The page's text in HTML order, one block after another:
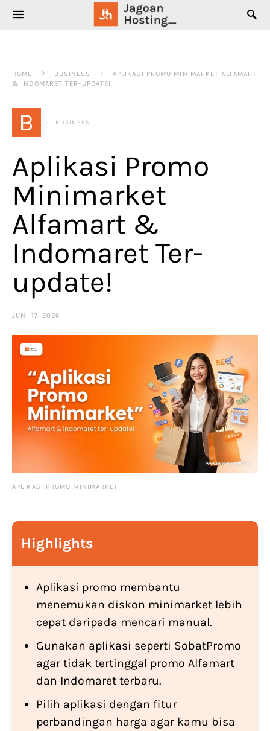
SEARCH FOR:
HOME BUSINESS
APLIKASI PROMO MINIMARKET ALFAMART
& INDOMARET TER-UPDATE!
B BUSINESS
Aplikasi Promo
Minimarket
Alfamart &
Indomaret Ter-
update!
JUNI 17, 2026
APLIKASI PROMO MINIMARKET
Highlights
Aplikasi promo membantu
menemukan diskon minimarket lebih
cepat daripada mencari manual.
Gunakan aplikasi seperti SobatPromo
agar tidak tertinggal promo Alfamart
dan Indomaret terbaru.
Pilih aplikasi dengan fitur
perbandingan harga agar kamu bisa